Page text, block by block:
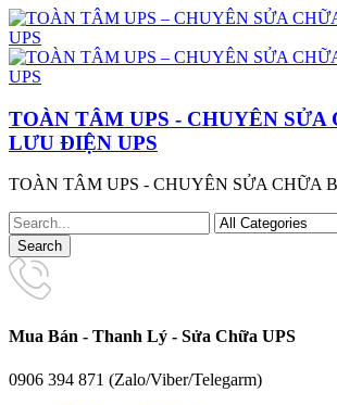
TOÀN TÂM UPS - CHUYÊN SỬA
LƯU ĐIỆN UPS
TOÀN TÂM UPS - CHUYÊN SỬA CHỮA
Mua Bán - Thanh Lý - Sửa Chữa UPS
0906 394 871 (Zalo/Viber/Telegarm)